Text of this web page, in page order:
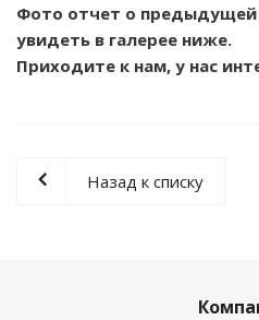
Фото отчет о
увидеть в галерее ниже.
Приходите к нам, у нас
Назад к списку